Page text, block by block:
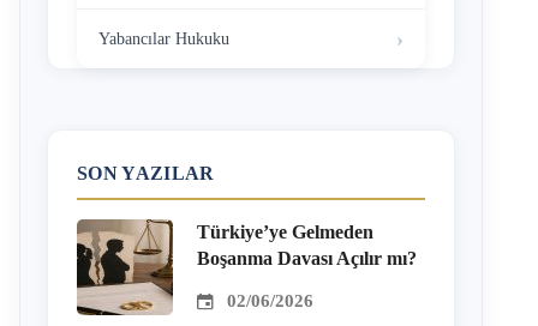
Yabancılar Hukuku
SON YAZILAR
Türkiye’ye Gelmeden
Boşanma Davası Açılır mı?
02/06/2026